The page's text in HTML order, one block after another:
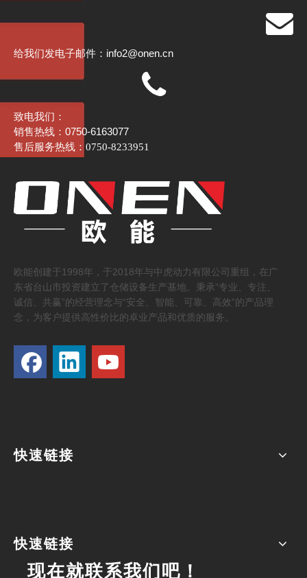
给我们发电子邮件： info2@onen.cn
致电我们：
销售热线：0750-6163077
售后服务热线：0750-8233951
欧能创建于1998年，于2018年与中虎动力有限公司重组，在广
东省台山市投资建立了仓储设备生产基地。秉承“专业、专注、
诚信、共赢”的经营理念与“安全、智能、可靠、高效”的产品理
念，为客户提供高性价比的卓业产品和优质的服务。
快速链接
快速链接
现在就联系我们吧！